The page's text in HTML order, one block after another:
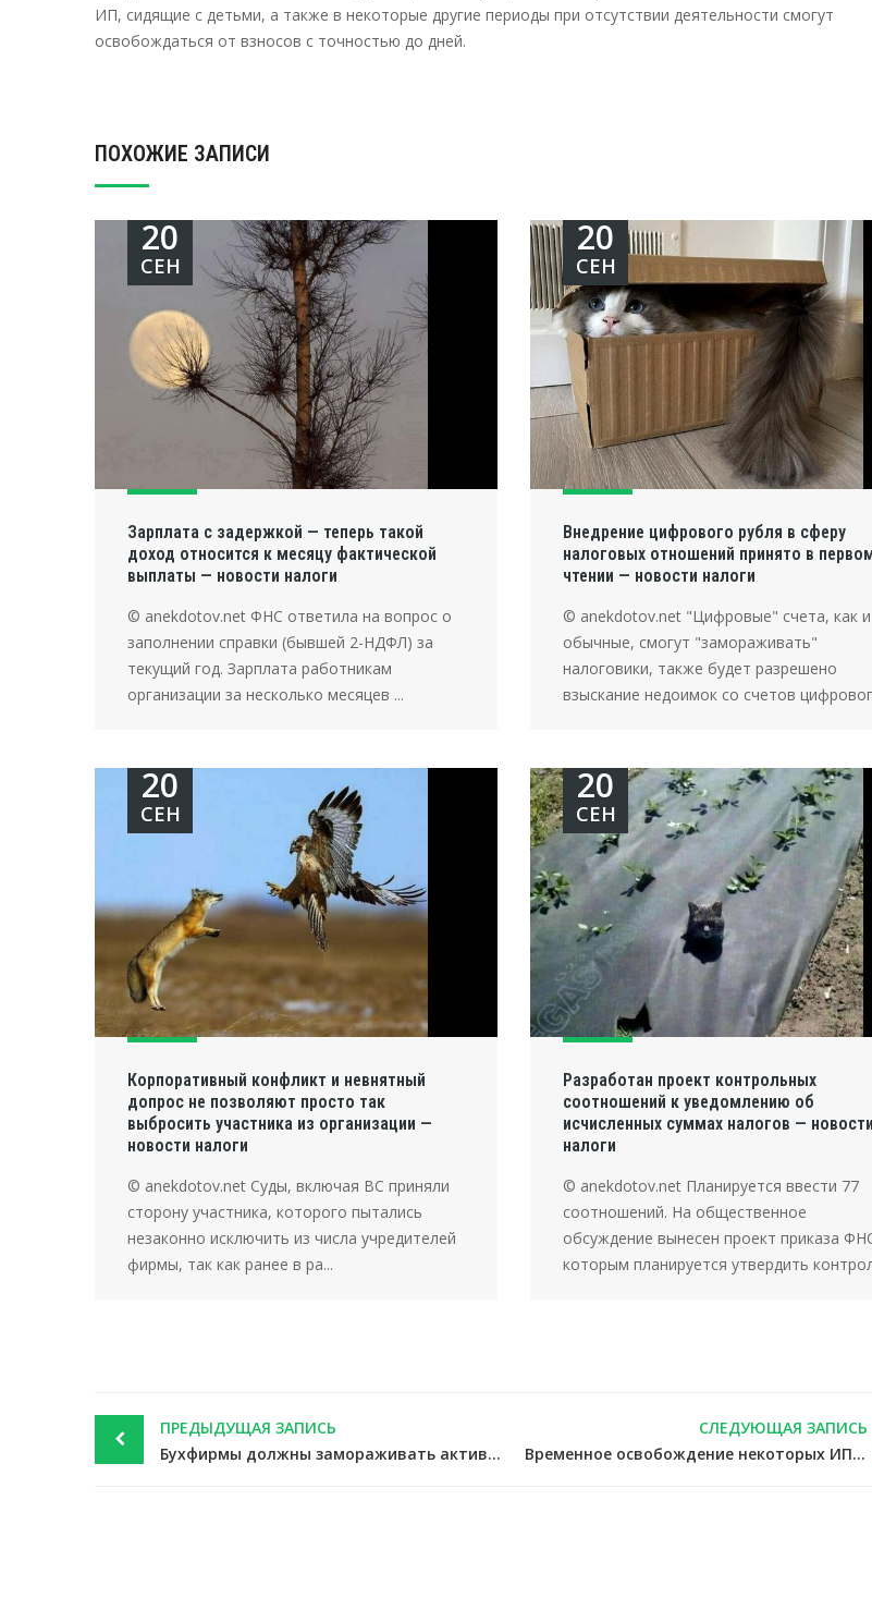
ИП, сидящие с детьми, а также в некоторые другие периоды при отсутствии деятельности смогут
освобождаться от взносов с точностью до дней.
ПОХОЖИЕ ЗАПИСИ
Зарплата с задержкой — теперь такой
доход относится к месяцу фактической
выплаты — новости налоги
20
СЕН
© anekdotov.net ФНС ответила на вопрос о
заполнении справки (бывшей 2-НДФЛ) за
текущий год. Зарплата работникам
организации за несколько месяцев ...
Внедрение цифрового рубля в сферу
налоговых отношений принято в
чтении — новости налоги
20
СЕН
© anekdotov.net "Цифровые" счета, как и
обычные, смогут "замораживать"
налоговики, также будет разрешено
взыскание недоимок со счетов
Корпоративный конфликт и невнятный
допрос не позволяют просто так
выбросить участника из организации —
новости налоги
20
СЕН
© anekdotov.net Суды, включая ВС приняли
сторону участника, которого пытались
незаконно исключить из числа учредителей
фирмы, так как ранее в ра...
Разработан проект контрольных
соотношений к уведомлению об
исчисленных суммах налогов — новости
налоги
20
СЕН
© anekdotov.net Планируется ввести 77
соотношений. На общественное
обсуждение вынесен проект приказа
которым планируется утвердить
Post
navigation
ПРЕДЫДУЩАЯ ЗАПИСЬ
Бухфирмы должны замораживать активы лиц, попавших в списки террористов — новости налоги
СЛЕДУЮЩАЯ ЗАПИСЬ
Временное освобождение некоторых ИП от взносов будет возможно с точностью до дней — новости налоги